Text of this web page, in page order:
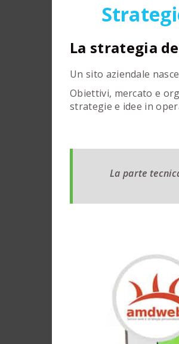
La strategia
Un sito aziendale
Obiettivi, mercato e
strategie e idee in
La parte